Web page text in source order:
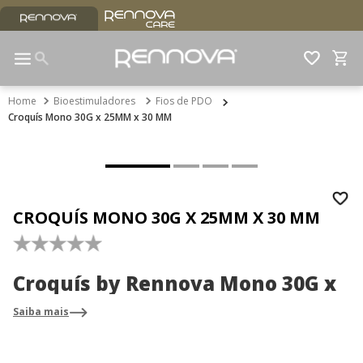
Bioestimuladores
Fios de PDO
Croquís Mono 30G x 25MM x 30 MM
CROQUÍS MONO 30G X 25MM X 30 MM
☆☆☆☆☆
Croquís by Rennova Mono 30G x
25MM x 30MM
Saiba mais